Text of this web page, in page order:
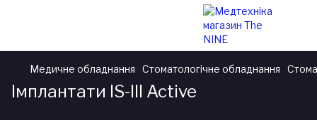
Медичне обладнання Стоматологічне обладнання
Імплантати IS-III Active